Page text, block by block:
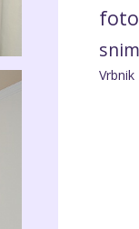
Vrbnik